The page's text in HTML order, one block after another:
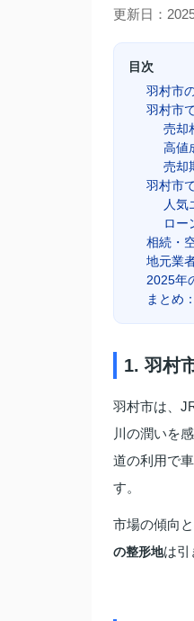
更新日：
目次
羽村市
羽村市
売却
高値
売却
羽村市
人気
ロー
相続・
地元業
2025年
まとめ
1. 羽村
羽村市は、
川の潤いを
道の利用で
す。
市場の傾向と
の整形地は引